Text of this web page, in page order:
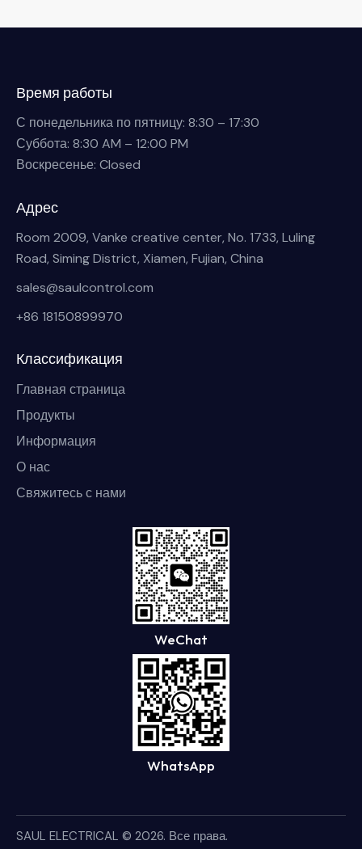
Время работы
С понедельника по пятницу: 8:30 – 17:30
Суббота: 8:30 AM – 12:00 PM
Воскресенье: Closed
Адрес
Room 2009, Vanke creative center, No. 1733, Luling
Road, Siming District, Xiamen, Fujian, China
sales@saulcontrol.com
+86 18150899970
Классификация
Главная страница
Продукты
Информация
О нас
Свяжитесь с нами
WeChat
WhatsApp
SAUL ELECTRICAL © 2026. Все права.